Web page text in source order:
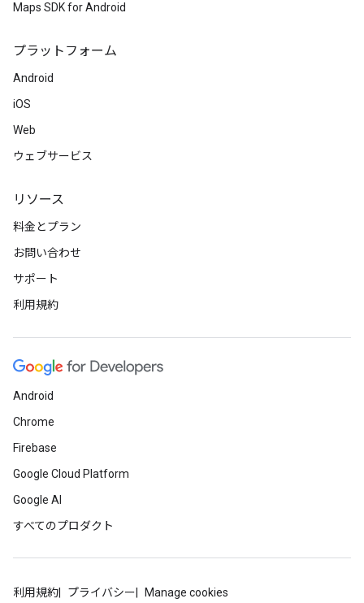
Maps SDK for Android
プラットフォーム
Android
iOS
Web
ウェブサービス
リソース
料金とプラン
お問い合わせ
サポート
利用規約
Android
Chrome
Firebase
Google Cloud Platform
Google AI
すべてのプロダクト
利用規約 プライバシー Manage cookies